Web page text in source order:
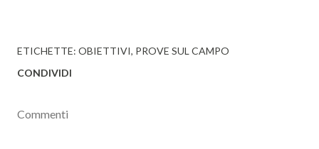
ETICHETTE: OBIETTIVI PROVE SUL CAMPO
CONDIVIDI
Commenti